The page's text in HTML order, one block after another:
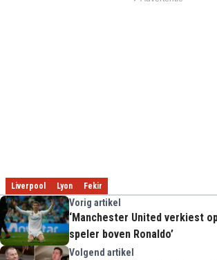
Liverpool Lyon Fekir
Vorig artikel
‘Manchester United verkiest
speler boven Ronaldo’
Volgend artikel